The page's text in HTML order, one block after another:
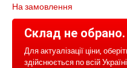
На замовлення
Склад не обрано.
Для актуалізації ціни,
здійснюється по всій